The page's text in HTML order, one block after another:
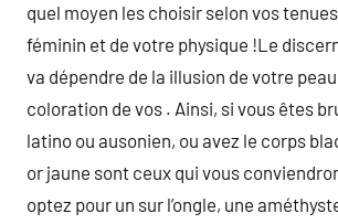
quel moyen les choisir selon vos
féminin et de votre physique !Le
va dépendre de la illusion de votre
coloration de vos . Ainsi, si vous êtes
latino ou ausonien, ou avez le corps
or jaune sont ceux qui vous
optez pour un sur l’ongle, une